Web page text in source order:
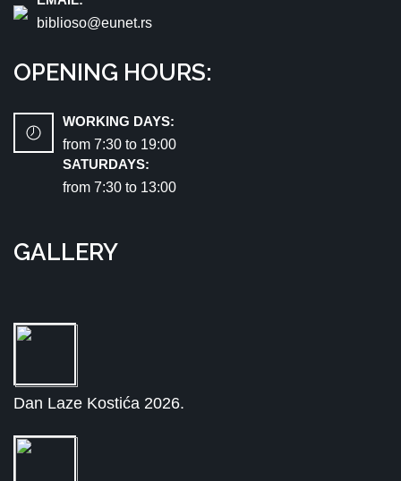
biblioso@eunet.rs
OPENING HOURS:
WORKING DAYS:
from 7:30 tо 19:00
SATURDAYS:
from 7:30 tо 13:00
GALLERY
Dan Laze Kostića 2026.